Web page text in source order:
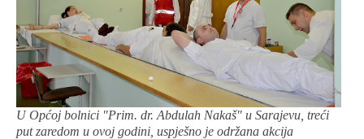
U Općoj bolnici "Prim. dr. Abdulah Nakaš" u Sarajevu, treći
put zaredom u ovoj godini, uspješno je održana akcija